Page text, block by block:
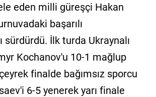
eden milli güreşçi Hakan
başarılı
sürdürdü. İlk turda Ukraynalı
Kochanov'u 10-1 mağlup
finalde bağımsız sporcu
6-5 yenerek yarı finale